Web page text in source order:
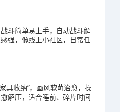
斗简单易上手，自动战斗解
强，像线上小社区，日常任
具收纳”，画风软萌治愈，操
解压，适合睡前、碎片时间